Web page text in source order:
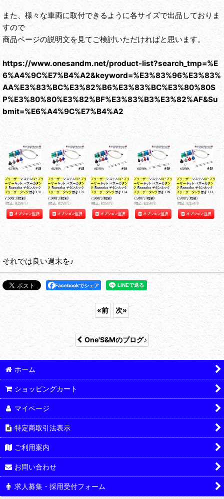
また、様々な車両に取付できるように各サイズで出品しておりま
すので
商品ページの説明文を見てご検討いただければと思います。
https://www.onesandm.net/product-list?search_tmp=%E
6%A4%9C%E7%B4%A2&keyword=%E3%83%96%E3%83%
AA%E3%83%BC%E3%82%B6%E3%83%BC%E3%80%80S
P%E3%80%80%E3%82%BF%E3%83%B3%E3%82%AF&Su
bmit=%E6%A4%9C%E7%B4%A2
それでは良い週末を♪
Facebookでシェア
«前 次»
One'S&Mのブログ♪
ホーム
ショッピングカート
マイページ
特定商取引法表示
ご利用案内
お問い合わせ
求人募集・採用受付フォーム